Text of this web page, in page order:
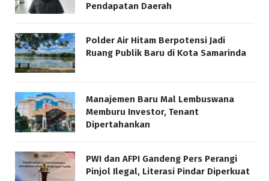
Pendapatan Daerah
Polder Air Hitam Berpotensi Jadi
Ruang Publik Baru di Kota Samarinda
Manajemen Baru Mal Lembuswana
Memburu Investor, Tenant
Dipertahankan
PWI dan AFPI Gandeng Pers Perangi
Pinjol Ilegal, Literasi Pindar Diperkuat